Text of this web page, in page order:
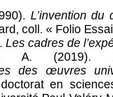
L’invention du
coll. « Folio
Les cadres de
A. (2019).
des œuvres
en